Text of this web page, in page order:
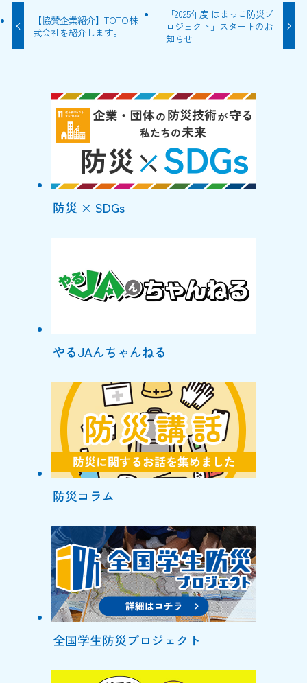
【協賛企業紹介】TOTO株
式会社を紹介します。
「2025年度 はまっこ防災プ
ロジェクト」スタートのお
知らせ
防災 × SDGs
やるJAんちゃんねる
防災コラム
全国学生防災プロジェクト